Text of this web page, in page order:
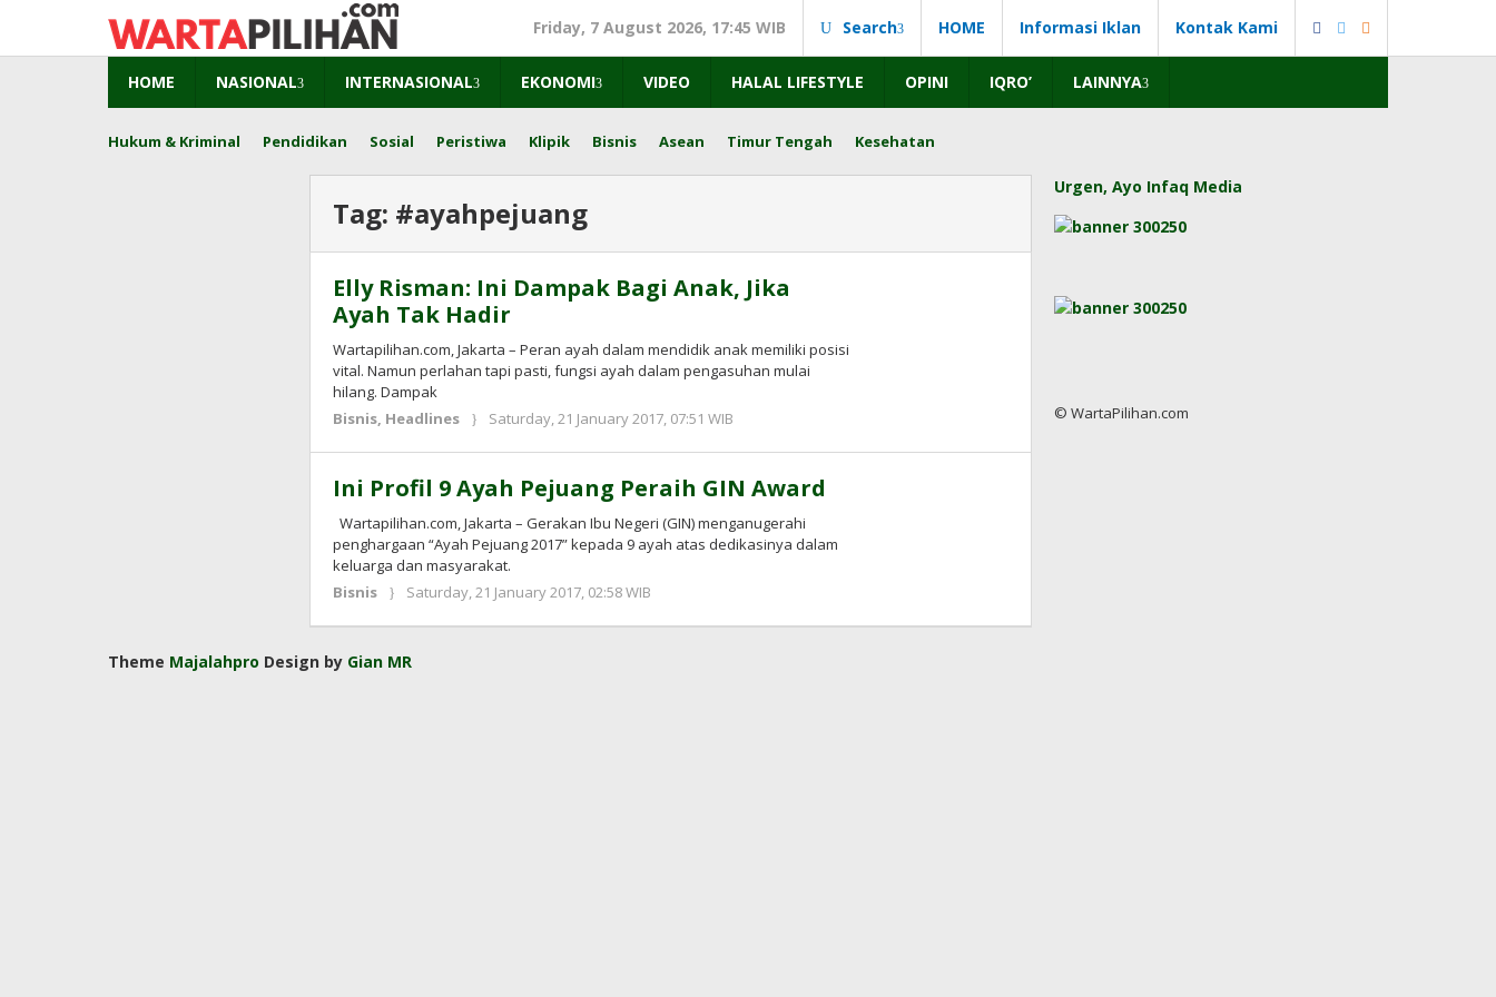
content
Friday, 7 August 2026, 17:45 WIB Search HOME Informasi Iklan Kontak Kami
HOME NASIONAL INTERNASIONAL EKONOMI VIDEO HALAL LIFESTYLE OPINI IQRO’ LAINNYA
Hukum & Kriminal Pendidikan Sosial Peristiwa Klipik Bisnis Asean Timur Tengah Kesehatan
Tag: #ayahpejuang
Elly Risman: Ini Dampak Bagi Anak, Jika
Ayah Tak Hadir
Wartapilihan.com, Jakarta – Peran ayah dalam mendidik anak memiliki posisi
vital. Namun perlahan tapi pasti, fungsi ayah dalam pengasuhan mulai
hilang. Dampak
Bisnis, Headlines Saturday, 21 January 2017, 07:51 WIB
Ini Profil 9 Ayah Pejuang Peraih GIN Award
Wartapilihan.com, Jakarta – Gerakan Ibu Negeri (GIN) menganugerahi
penghargaan “Ayah Pejuang 2017” kepada 9 ayah atas dedikasinya dalam
keluarga dan masyarakat.
Bisnis
Saturday, 21 January 2017, 02:58 WIB
Urgen, Ayo Infaq Media
© WartaPilihan.com
Theme Majalahpro Design by Gian MR